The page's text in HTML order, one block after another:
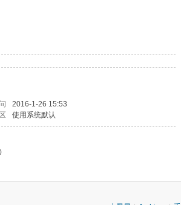
2016-1-26 15:53
使用系统默认